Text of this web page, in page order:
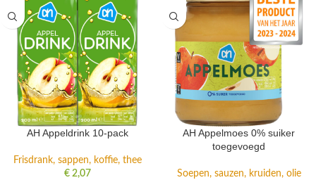
AH Appeldrink 10-pack
Frisdrank, sappen, koffie, thee
€2,07
AH Appelmoes 0% suiker
toegevoegd
Soepen, sauzen, kruiden, olie